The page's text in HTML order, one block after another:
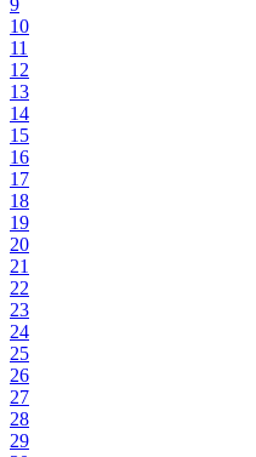
9
10
11
12
13
14
15
16
17
18
19
20
21
22
23
24
25
26
27
28
29